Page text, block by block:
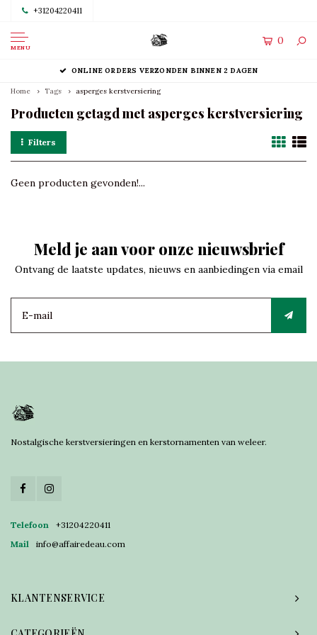
+31204220411
MENU
0
ONLINE ORDERS VERZONDEN BINNEN 2 DAGEN
Home Tags asperges kerstversiering
Producten getagd met asperges kerstversiering
Filters
Geen producten gevonden!...
Meld je aan voor onze nieuwsbrief
Ontvang de laatste updates, nieuws en aanbiedingen via email
Nostalgische kerstversieringen en kerstornamenten van weleer.
Telefoon
+31204220411
Mail
info@affairedeau.com
KLANTENSERVICE